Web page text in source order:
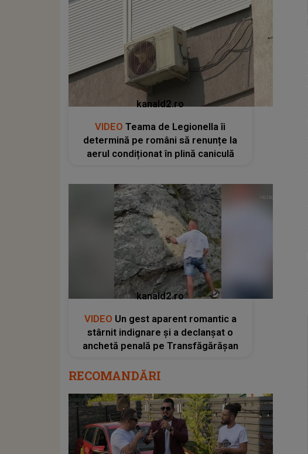
kanald2.ro
VIDEO Teama de Legionella îi
determină pe români să renunțe la
aerul condiționat în plină caniculă
kanald2.ro
VIDEO Un gest aparent romantic a
stârnit indignare și a declanșat o
anchetă penală pe Transfăgărășan
RECOMANDĂRI